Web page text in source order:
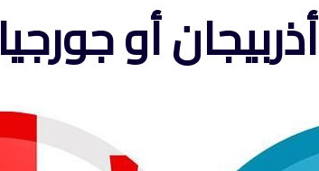
أذربيجان أو جورجيا